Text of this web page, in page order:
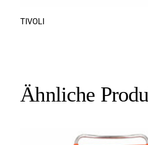
TIVOLI
Ähnliche